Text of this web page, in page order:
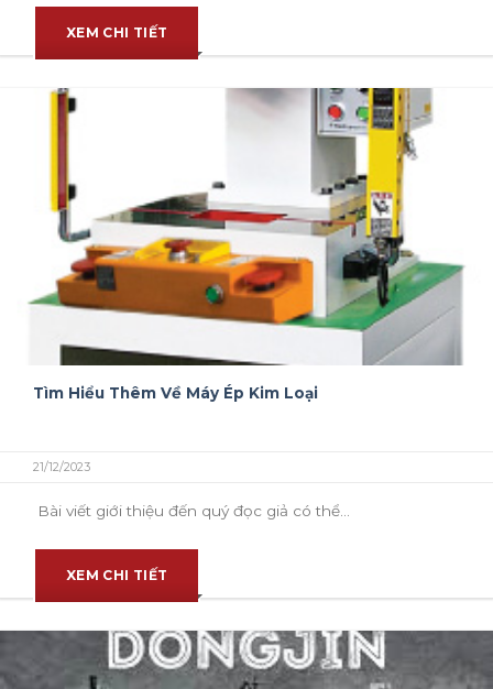
XEM CHI TIẾT
Tìm Hiểu Thêm Về Máy Ép Kim Loại
21/12/2023
Bài viết giới thiệu đến quý đọc giả có thể...
XEM CHI TIẾT